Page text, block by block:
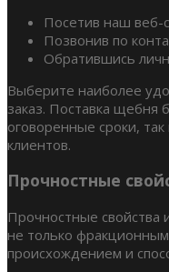
Посетив наш веб-
Позвонив по
Обратившись
Выберите наиболее
заказ. Поставка щебня
оговоренные сроки,
клиентов.
Прочностные
Прочностные свойства
не только
происхождением и